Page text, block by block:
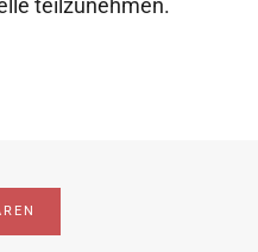
teilzunehmen.